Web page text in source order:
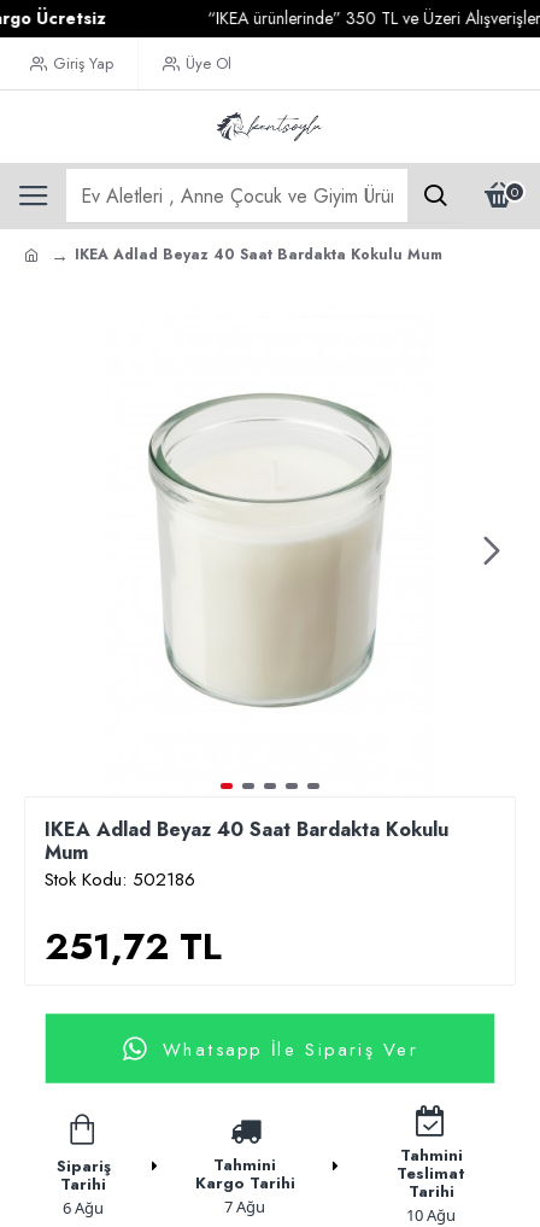
“IKEA ürünlerinde” 350 TL ve Üzeri
Giriş Yap Üye Ol
0
IKEA Adlad Beyaz 40 Saat Bardakta Kokulu Mum
IKEA Adlad Beyaz 40 Saat Bardakta Kokulu
Mum
Stok Kodu: 502186
251,72 TL
Whatsapp İle Sipariş Ver
Sipariş
Tarihi
6 Ağu
Tahmini
Kargo Tarihi
7 Ağu
Tahmini
Teslimat
Tarihi
10 Ağu